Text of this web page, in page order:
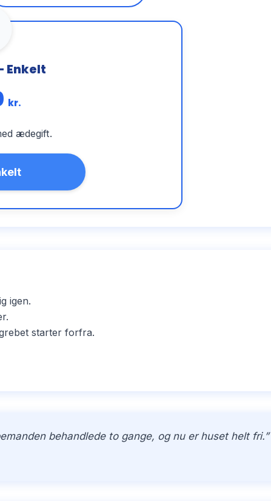
kr.
ædegift.
igen.
starter forfra.
behandlede to gange, og nu er huset helt fri.”